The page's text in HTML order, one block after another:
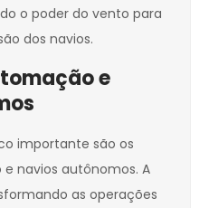
o poder do vento para
dos navios.
e
importante são os
navios autônomos. A
as operações